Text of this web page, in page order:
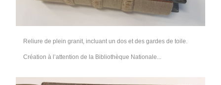
Reliure de plein granit, incluant un dos et des gardes de toile.
Création à l’attention de la Bibliothèque Nationale...